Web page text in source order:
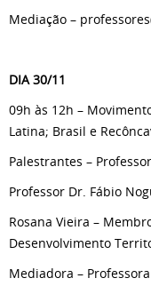
Mediação –
DIA 30/11
09h às 12h –
Latina; Brasil e
Palestrantes –
Professor Dr. Fábio
Rosana Vieira –
Desenvolvimento
Mediadora –